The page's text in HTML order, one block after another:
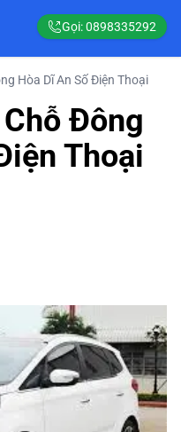
Gọi:0898335292
Hòa Dĩ An Số Điện Thoại
Đông
Thoại